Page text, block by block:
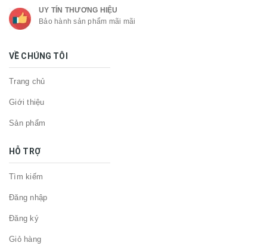
UY TÍN THƯƠNG HIỆU
Bảo hành sản phẩm mãi mãi
VỀ CHÚNG TÔI
Trang chủ
Giới thiệu
Sản phẩm
HỖ TRỢ
Tìm kiếm
Đăng nhập
Đăng ký
Giỏ hàng